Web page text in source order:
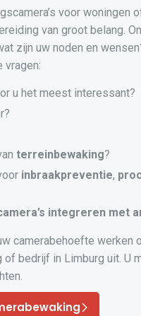
voor woningen
van groot belang.
zijn uw noden en
vragen:
u het meest interessant?
terreinbewaking?
inbraakpreventie,
integreren met
camerabehoefte werken
bedrijf in Limburg uit. U